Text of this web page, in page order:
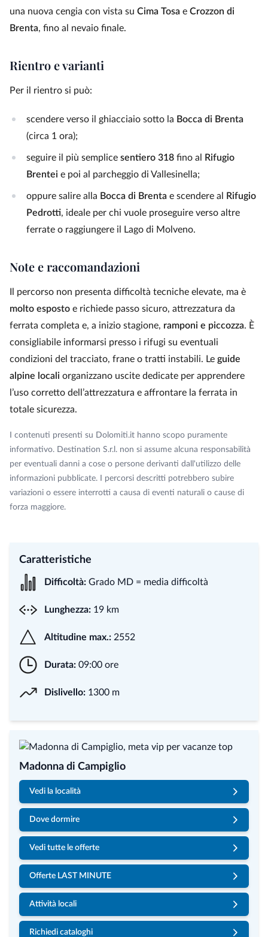
una nuova cengia con vista su Cima Tosa e Crozzon di
Brenta, fino al nevaio finale.
Rientro e varianti
Per il rientro si può:
scendere verso il ghiacciaio sotto la Bocca di Brenta
(circa 1 ora);
seguire il più semplice sentiero 318 fino al
Rifugio
Brentei e poi al parcheggio di Vallesinella;
oppure salire alla Bocca di Brenta e scendere al
Rifugio
Pedrotti, ideale per chi vuole proseguire verso altre
ferrate o raggiungere il Lago di Molveno.
Note e raccomandazioni
Il percorso non presenta difficoltà tecniche elevate, ma è
molto esposto e richiede passo sicuro, attrezzatura da
ferrata completa e, a inizio stagione, ramponi e piccozza. È
consigliabile informarsi presso i rifugi su eventuali
condizioni del tracciato, frane o tratti instabili. Le guide
alpine locali organizzano uscite dedicate per apprendere
l’uso corretto dell’attrezzatura e affrontare la ferrata in
totale sicurezza.
I contenuti presenti su Dolomiti.it hanno scopo puramente
informativo. Destination S.r.l. non si assume alcuna responsabilità
per eventuali danni a cose o persone derivanti dall'utilizzo delle
informazioni pubblicate. I percorsi descritti potrebbero subire
variazioni o essere interrotti a causa di eventi naturali o cause di
forza maggiore.
Caratteristiche
Difficoltà: Grado MD = media difficoltà
Lunghezza: 19 km
Altitudine max.: 2552
Durata: 09:00 ore
Dislivello: 1300 m
Madonna di Campiglio
Vedi la località
Dove dormire
Vedi tutte le offerte
Offerte LAST MINUTE
Attività locali
Richiedi cataloghi